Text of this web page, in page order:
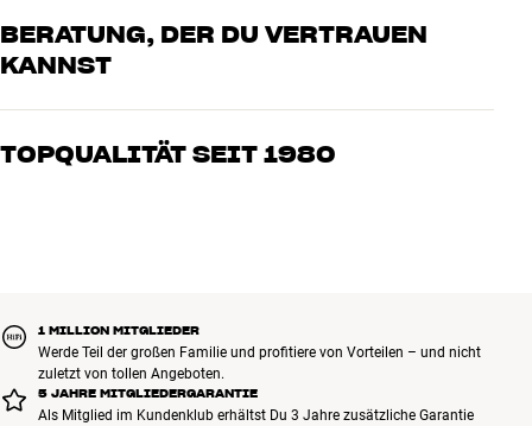
BERATUNG, DER DU VERTRAUEN
KANNST
Unsere Mitarbeiter sind echte Enthusiasten, die unsere Produkte
oder Heimkino. Erzähle uns, wovon Du träumst, und wir finden
TOPQUALITÄT SEIT 1980
1 MILLION MITGLIEDER
Werde Teil der großen Familie und profitiere von Vorteilen – und nicht
zuletzt von tollen Angeboten.
5 JAHRE MITGLIEDERGARANTIE
Als Mitglied im Kundenklub erhältst Du 3 Jahre zusätzliche Garantie